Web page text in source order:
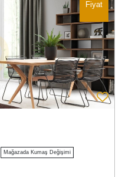
Fiyat
Mağazada Kumaş Değişimi